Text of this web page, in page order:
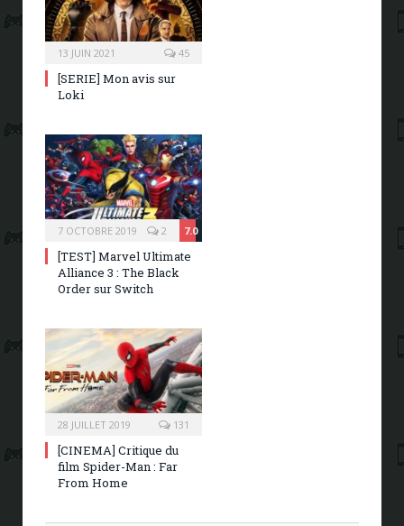
13 JUIN 2021 45
[SERIE] Mon avis sur
Loki
7 OCTOBRE 2019 7.0
2
[TEST] Marvel Ultimate
Alliance 3 : The Black
Order sur Switch
28 JUILLET 2019 131
[CINEMA] Critique du
film Spider-Man : Far
From Home